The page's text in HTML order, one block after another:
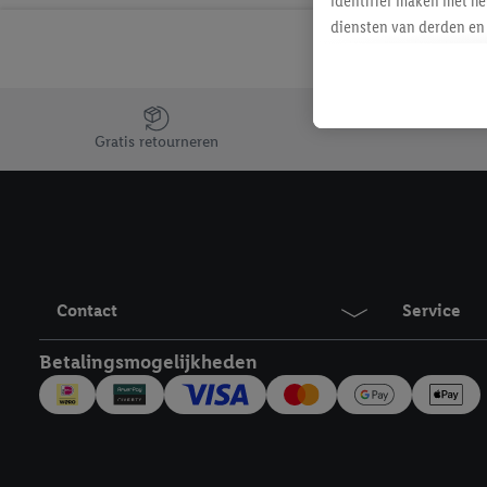
Jouw voordelen bij ons als Lidl webshop klant
Gratis retourneren
Contact Service
Betalingsmogelijkheden
diensten van derden
Als je hiervoor
eerder interesse hebt
maar het niet te
mailadres en met
Onder "Aanpassen"
Door te klikken op
technieken worden
inclusief over de
trekken, vind je in onze
over de cookies die